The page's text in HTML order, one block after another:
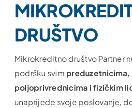
DRUŠTVO
Mikrokreditno društvo Partner
podršku svim preduzetnicima,
poljoprivrednicima i fizičkim
unaprijede svoje poslovanje,